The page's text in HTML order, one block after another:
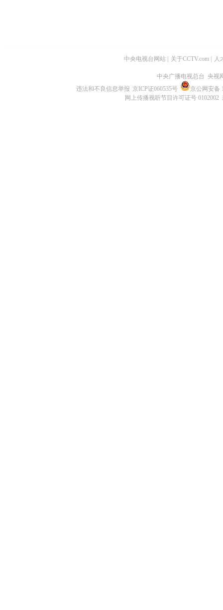
中央电视台网站 关于CCTV.com 人
中央广播电视总台 央视
违法和不良信息举报 京ICP证060535号
京公网安备
网上传播视听节目许可证号 0102002